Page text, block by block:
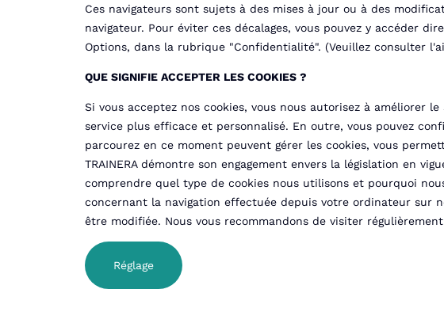
Ces navigateurs sont sujets à des mises à jour ou à des
navigateur. Pour éviter ces décalages, vous pouvez y accéder
Options, dans la rubrique "Confidentialité". (Veuillez consulter
QUE SIGNIFIE ACCEPTER LES COOKIES ?
Si vous acceptez nos cookies, vous nous autorisez à améliorer le
service plus efficace et personnalisé. En outre, vous pouvez
parcourez en ce moment peuvent gérer les cookies, vous
TRAINERA démontre son engagement envers la législation en
comprendre quel type de cookies nous utilisons et pourquoi
concernant la navigation effectuée depuis votre ordinateur sur
être modifiée. Nous vous recommandons de visiter
Réglage